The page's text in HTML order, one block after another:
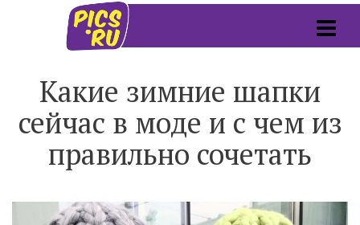
Какие зимние шапки
сейчас в моде и с чем из
правильно сочетать